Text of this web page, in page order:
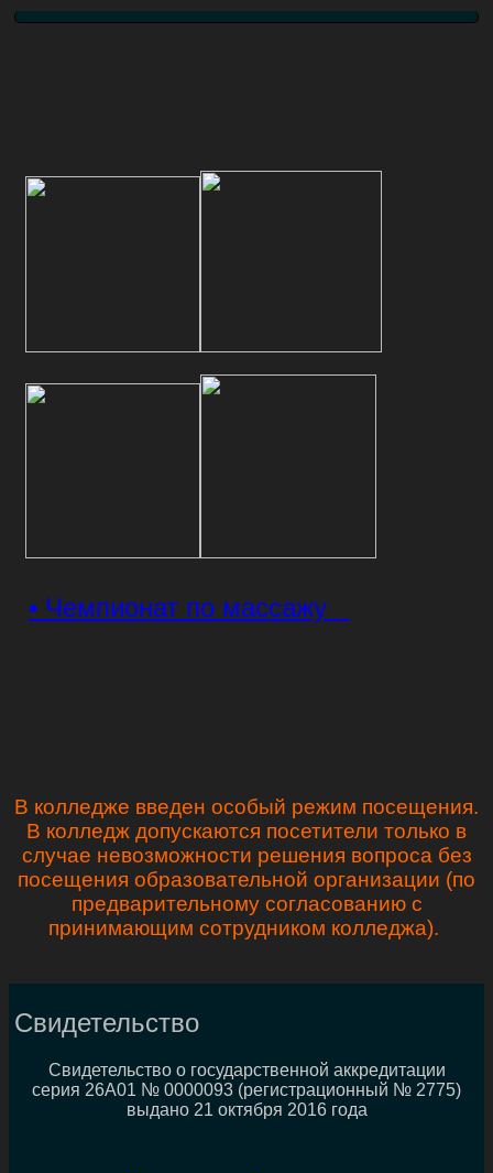
• Чемпионат по массажу
В колледже введен особый режим посещения.
В колледж допускаются посетители только в
случае невозможности решения вопроса без
посещения образовательной организации (по
предварительному согласованию с
принимающим сотрудником колледжа).
Свидетельство
Свидетельство о государственной аккредитации
серия 26А01 № 0000093 (регистрационный № 2775)
выдано 21 октября 2016 года